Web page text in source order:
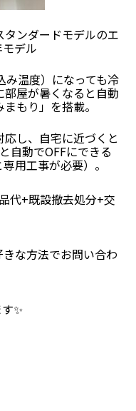
ンダードモデルのエ
デル
み温度）になっても冷
屋が暑くなると自動
もり」を搭載。
応し、自宅に近づくと
自動でOFFにできる
用工事が必要）。
代+既設撤去処分+交
な方法でお問い合わ
✨